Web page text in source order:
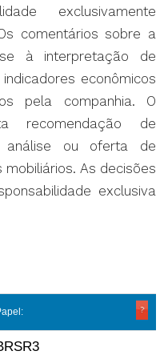
exclusivamente
comentários sobre a
se à interpretação de
econômicos
pela companhia. O
recomendação de
análise ou oferta de
As decisões
exclusiva